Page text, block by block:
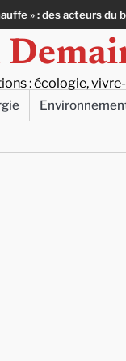
acteurs du batiment
: écologie,